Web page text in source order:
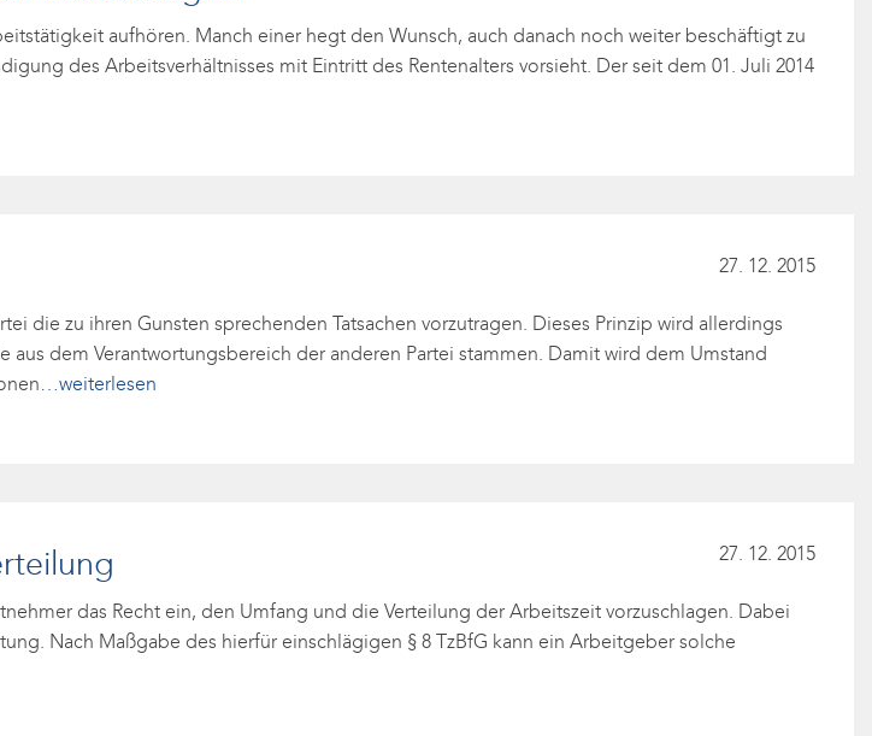
aufhören. Manch einer hegt den Wunsch, auch danach noch weiter beschäftigt zu
des Arbeitsverhältnisses mit Eintritt des Rentenalters vorsieht. Der seit dem 01. Juli 2014
27. 12. 2015
die zu ihren Gunsten sprechenden Tatsachen vorzutragen. Dieses Prinzip wird allerdings
dem Verantwortungsbereich der anderen Partei stammen. Damit wird dem Umstand
…weiterlesen
27. 12. 2015
das Recht ein, den Umfang und die Verteilung der Arbeitszeit vorzuschlagen. Dabei
Nach Maßgabe des hierfür einschlägigen § 8 TzBfG kann ein Arbeitgeber solche